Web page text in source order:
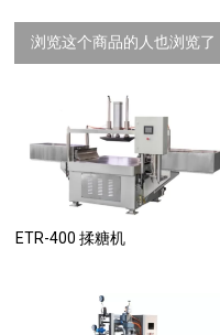
浏览这个商品的人也浏览了
ETR-400 揉糖机